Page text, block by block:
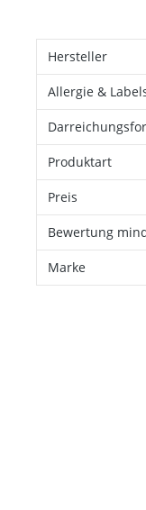
Hersteller
Allergie &
Produktart
Preis
Bewertung
Marke